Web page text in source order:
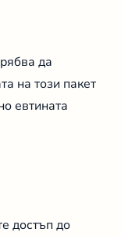
да
на този пакет
евтината
достъп до